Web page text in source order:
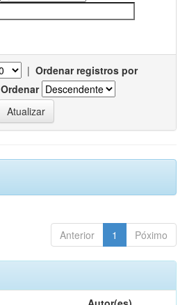
| Ordenar registros por
Ordenar
Anterior 1 Póximo